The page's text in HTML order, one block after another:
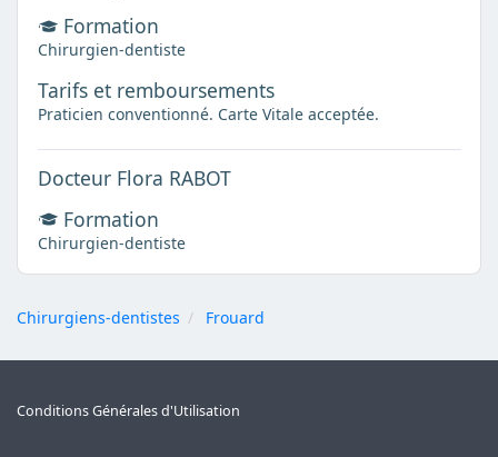
Formation
Chirurgien-dentiste
Tarifs et remboursements
Praticien conventionné. Carte Vitale acceptée.
Docteur Flora RABOT
Formation
Chirurgien-dentiste
Chirurgiens-dentistes Frouard
Conditions Générales d'Utilisation